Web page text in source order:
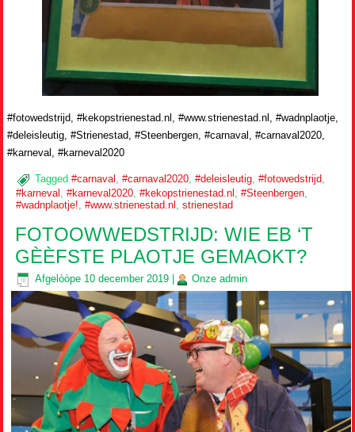
#fotowedstrijd, #kekopstrienestad.nl, #www.strienestad.nl, #wadnplaotje,
#deleisleutig, #Strienestad, #Steenbergen, #carnaval, #carnaval2020,
#karneval, #karneval2020
Tagged #carnaval ,#carnaval2020,#deleisleutig,#fotowedstrijd,
#karneval ,#karneval2020 ,#kekopstrienestad.nl ,#Steenbergen
#wadnplaotje! ,#www.strienestad.nl ,strienestad
FOTOOWWEDSTRIJD: WIE EB ‘T
GÈÈFSTE PLAOTJE GEMAOKT?
Afgelòòpe 10 december 2019 Onze admin